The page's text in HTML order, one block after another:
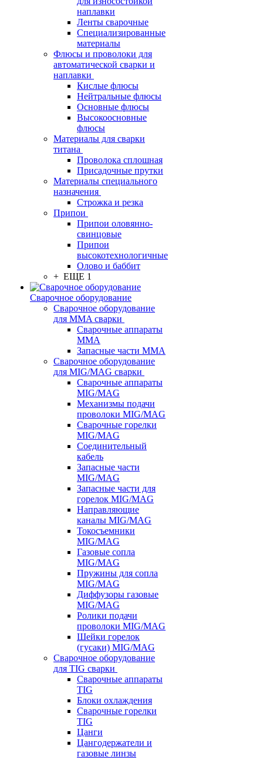
наплавки
Ленты сварочные
Специализированные
материалы
Флюсы и проволоки для
автоматической сварки и
наплавки
Кислые флюсы
Нейтральные флюсы
Основные флюсы
Высокоосновные
флюсы
Материалы для сварки
титана
Проволока сплошная
Присадочные прутки
Материалы специального
назначения
Строжка и резка
Припои
Припои оловянно-
свинцовые
Припои
высокотехнологичные
Олово и баббит
+ ЕЩЕ 1
Сварочное оборудование
Сварочное оборудование
для MMA сварки
Сварочные аппараты
MMA
Запасные части MMA
Сварочное оборудование
для MIG/MAG сварки
Сварочные аппараты
MIG/MAG
Механизмы подачи
проволоки MIG/MAG
Сварочные горелки
MIG/MAG
Соединительный
кабель
Запасные части
MIG/MAG
Запасные части для
горелок MIG/MAG
Направляющие
каналы MIG/MAG
Токосъемники
MIG/MAG
Газовые сопла
MIG/MAG
Пружины для сопла
MIG/MAG
Диффузоры газовые
MIG/MAG
Ролики подачи
проволоки MIG/MAG
Шейки горелок
(гусаки) MIG/MAG
Сварочное оборудование
для TIG сварки
Сварочные аппараты
TIG
Блоки охлаждения
Сварочные горелки
TIG
Цанги
Цангодержатели и
газовые линзы